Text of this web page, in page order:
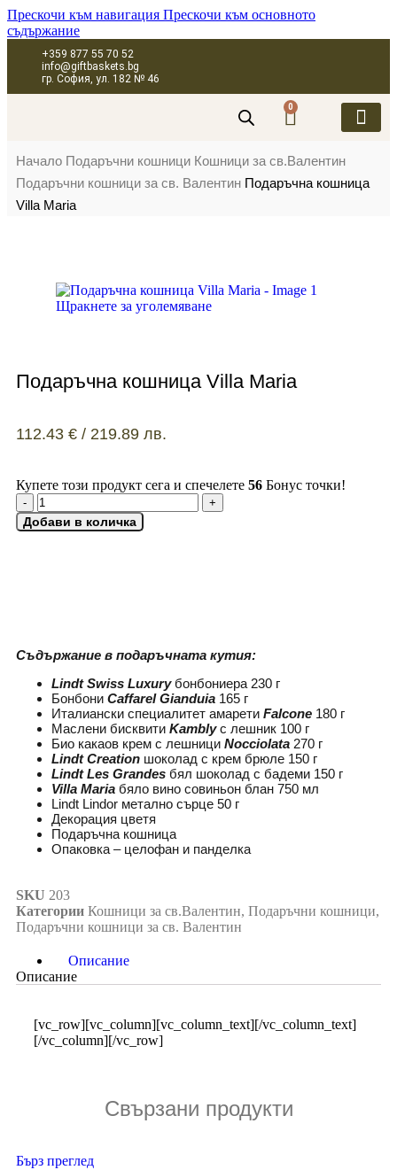
Прескочи към навигация Прескочи към основното
съдържание
+359 877 55 70 52
info@giftbaskets.bg
гр. София, ул. 182 № 46
0
Начало Подаръчни кошници Кошници за св.Валентин
Подаръчни кошници за св. Валентин Подаръчна кошница
Villa Maria
Щракнете за уголемяване
Подаръчна кошница Villa Maria
112.43 € / 219.89 лв.
Купете този продукт сега и спечелете 56 Бонус точки!
Добави в количка
Съдържание в подаръчната кутия:
Lindt Swiss Luxuryбонбониера 230 г
Бонбони Caffarel Gianduia 165 г
Италиански специалитет амарети Falcone 180 г
Маслени бисквити Kambly с лешник 100 г
Био какаов крем с лешници Nocciolata 270 г
Lindt Creation шоколад с крем брюле 150 г
Lindt Les Grandes бял шоколад с бадеми 150 г
Villa Maria бяло вино совиньон блан 750 мл
Lindt Lindor метално сърце 50 г
Декорация цветя
Подаръчна кошница
Опаковка – целофан и панделка
SKU 203
Категории Кошници за св.Валентин, Подаръчни кошници,
Подаръчни кошници за св. Валентин
Описание
Описание
[vc_row][vc_column][vc_column_text][/vc_column_text]
[/vc_column][/vc_row]
Свързани продукти
Бърз преглед